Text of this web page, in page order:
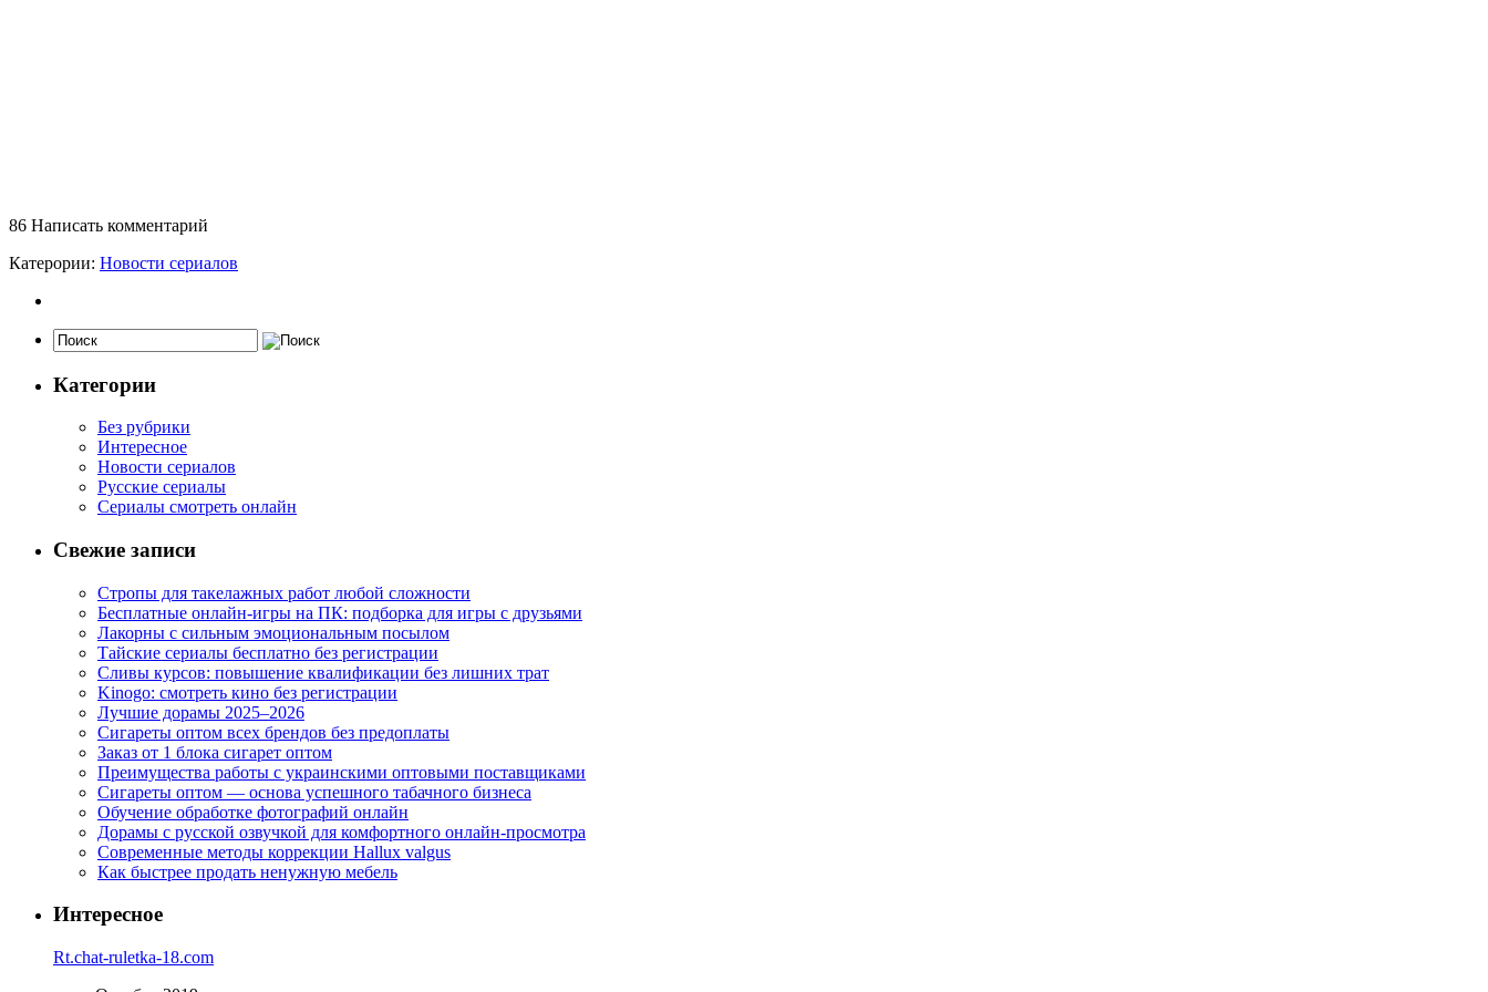
86 Написать комментарий
Катерории: Новости сериалов
Категории
Без рубрики
Интересное
Новости сериалов
Русские сериалы
Сериалы смотреть онлайн
Свежие записи
Стропы для такелажных работ любой сложности
Бесплатные онлайн-игры на ПК: подборка для игры с друзьями
Лакорны с сильным эмоциональным посылом
Тайские сериалы бесплатно без регистрации
Сливы курсов: повышение квалификации без лишних трат
Kinogo: смотреть кино без регистрации
Лучшие дорамы 2025–2026
Сигареты оптом всех брендов без предоплаты
Заказ от 1 блока сигарет оптом
Преимущества работы с украинскими оптовыми поставщиками
Сигареты оптом — основа успешного табачного бизнеса
Обучение обработке фотографий онлайн
Дорамы с русской озвучкой для комфортного онлайн-просмотра
Современные методы коррекции Hallux valgus
Как быстрее продать ненужную мебель
Интересное
Rt.chat-ruletka-18.com